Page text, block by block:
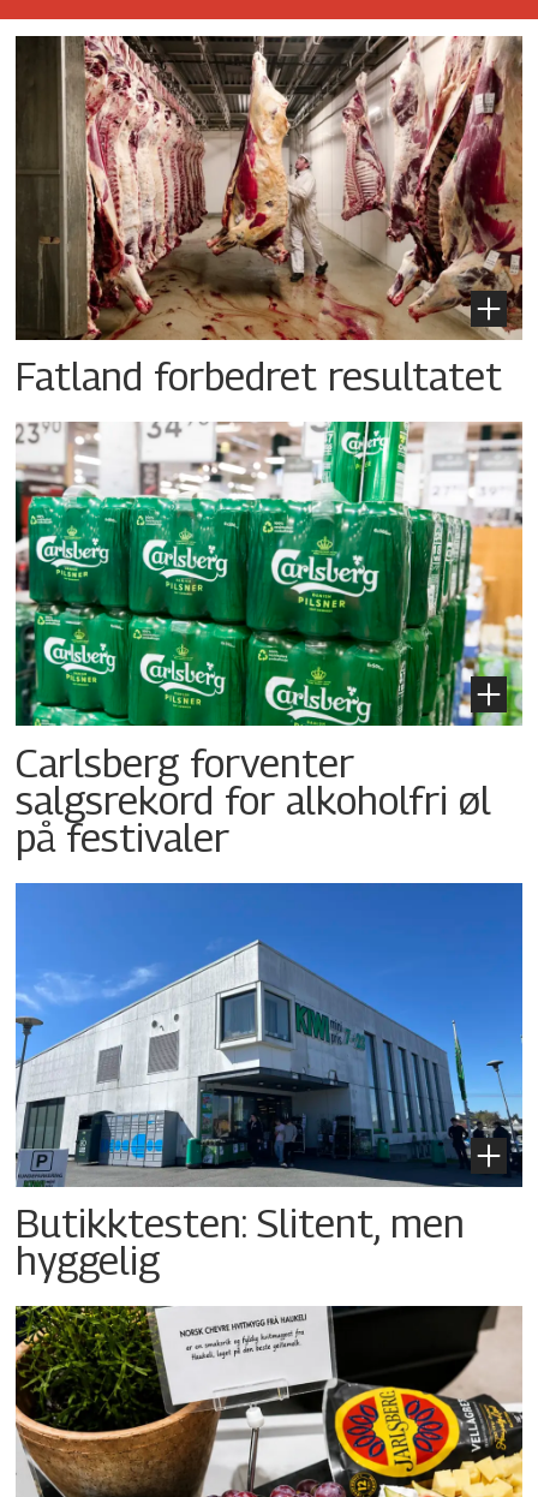
Fatland forbedret resultatet
Carlsberg forventer
salgsrekord for alkoholfri øl
på festivaler
Butikktesten: Slitent, men
hyggelig